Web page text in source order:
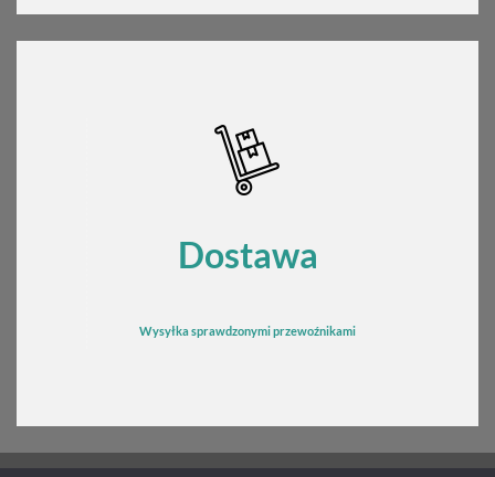
Dostawa
Wysyłka sprawdzonymi przewoźnikami